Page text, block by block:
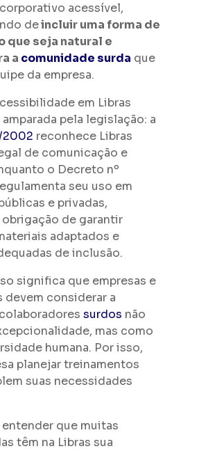
acessível,
deincluir uma forma de
que seja natural e
a comunidade surda que
da empresa.
em Libras
pela legislação: a
2002 reconhece Libras
de comunicação e
o Decreto nº
seu uso em
e privadas,
de garantir
adaptados e
de inclusão.
significa que empresas e
devem considerar a
surdos não
mas como
humana. Por isso,
planejar treinamentos
suas necessidades
que muitas
têm na Libras sua